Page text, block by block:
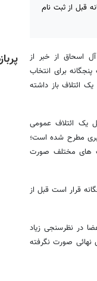
قبل از ثبت نام
اسحاق از خبر از
پنجگانه برای انتخاب
ائتلاف باز داشته
یک ائتلاف عمومی
مطرح شده است؛
های مختلف صورت
قرار است قبل از
در نظرسنجی زیاد
نهائی صورت نگرفته